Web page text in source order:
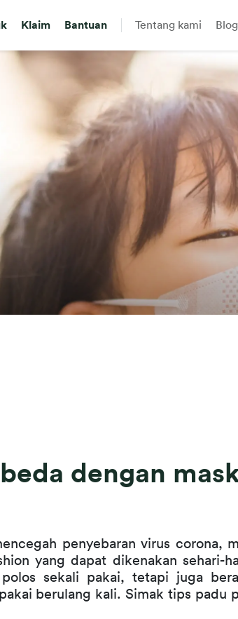
Klaim Bantuan Tentang kami Blog
dengan
penyebaran virus corona,
yang dapat dikenakan sehari-
sekali pakai, tetapi juga
berulang kali. Simak tips padu